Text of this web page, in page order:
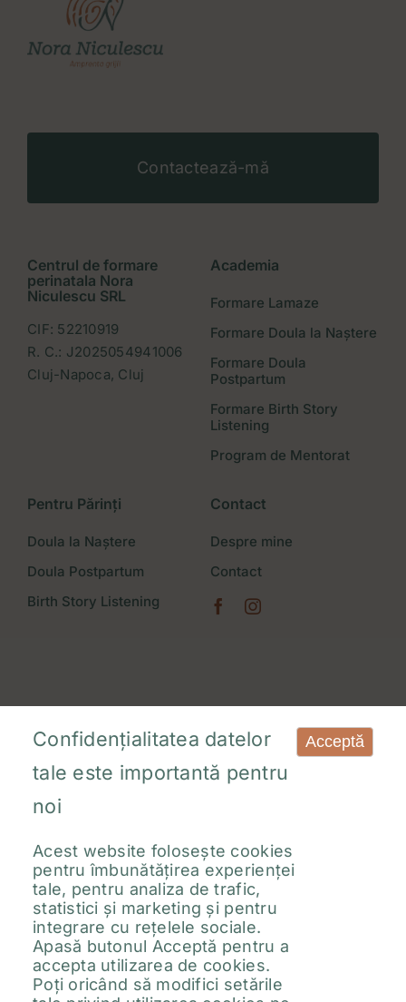
Contactează-mă
Centrul de formare
perinatala Nora
Niculescu SRL
CIF: 52210919
R. C.: J2025054941006
Cluj-Napoca, Cluj
Academia
Formare Lamaze
Formare Doula la Naștere
Formare Doula
Postpartum
Formare Birth Story
Listening
Program de Mentorat
Pentru Părinți
Doula la Naștere
Doula Postpartum
Birth Story Listening
Contact
Despre mine
Contact
Termeni și condiții Politica de confidențialitate
Politica de Cookies ANPC Manager de cookies
© 2026 - Nora Niculescu - Toate Drepturile rezervate
Confidențialitatea datelor
tale este importantă pentru
noi
Acest website folosește cookies
pentru îmbunătățirea experienței
tale, pentru analiza de trafic,
statistici și marketing și pentru
integrare cu rețelele sociale.
Apasă butonul Acceptă pentru a
accepta utilizarea de cookies.
Poți oricând să modifici setările
Acceptă